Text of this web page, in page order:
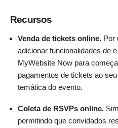
Recursos
Venda de tickets online. Por
adicionar funcionalidades de
MyWebsite Now para
pagamentos de tickets ao
temática do evento.
Coleta de RSVPs online.
permitindo que convidados